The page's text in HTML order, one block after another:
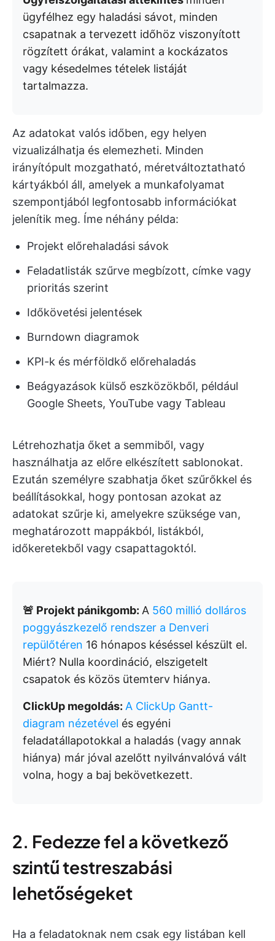
ügyfélhez egy haladási sávot, minden
csapatnak a tervezett időhöz viszonyított
rögzített órákat, valamint a kockázatos
vagy késedelmes tételek listáját
tartalmazza.
Az adatokat valós időben, egy helyen
vizualizálhatja és elemezheti. Minden
irányítópult mozgatható, méretváltoztatható
kártyákból áll, amelyek a munkafolyamat
szempontjából legfontosabb információkat
jelenítik meg. Íme néhány példa:
Projekt előrehaladási sávok
Feladatlisták szűrve megbízott, címke vagy
prioritás szerint
Időkövetési jelentések
Burndown diagramok
KPI-k és mérföldkő előrehaladás
Beágyazások külső eszközökből, például
Google Sheets, YouTube vagy Tableau
Létrehozhatja őket a semmiből, vagy
használhatja az előre elkészített sablonokat.
Ezután személyre szabhatja őket szűrőkkel és
beállításokkal, hogy pontosan azokat az
adatokat szűrje ki, amelyekre szüksége van,
meghatározott mappákból, listákból,
időkeretekből vagy csapattagoktól.
🚨 Projekt pánikgomb: A 560 millió dolláros
poggyászkezelő rendszer a Denveri
repülőtéren 16 hónapos késéssel készült el.
Miért? Nulla koordináció, elszigetelt
csapatok és közös ütemterv hiánya.
ClickUp megoldás: A ClickUp Gantt-
diagram nézetével és egyéni
feladatállapotokkal a haladás (vagy annak
hiánya) már jóval azelőtt nyilvánvalóvá vált
volna, hogy a baj bekövetkezett.
2. Fedezze fel a következő
szintű testreszabási
lehetőségeket
Ha a feladatoknak nem csak egy listában kell